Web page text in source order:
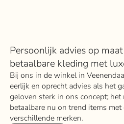
Persoonlijk advies op
betaalbare kleding met
Bij ons in de winkel in
eerlijk en oprecht advies als het
geloven sterk in ons concept; het
betaalbare nu on trend items
verschillende merken.